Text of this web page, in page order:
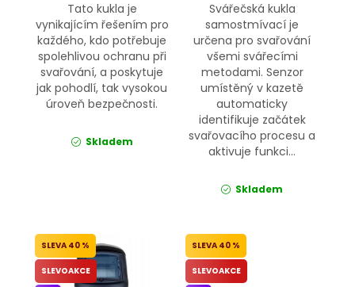
Tato kukla je
vynikajícím řešením pro
každého, kdo potřebuje
spolehlivou ochranu při
svařování, a poskytuje
jak pohodlí, tak vysokou
úroveň bezpečnosti.
Skladem
Svářečská kukla
samostmívací je
určena pro svařování
všemi svářecími
metodami. Senzor
umístěný v kazetě
automaticky
identifikuje začátek
svařovacího procesu a
aktivuje funkci...
Skladem
40 %
SLEVOAKCE
40 %
SLEVOAKCE